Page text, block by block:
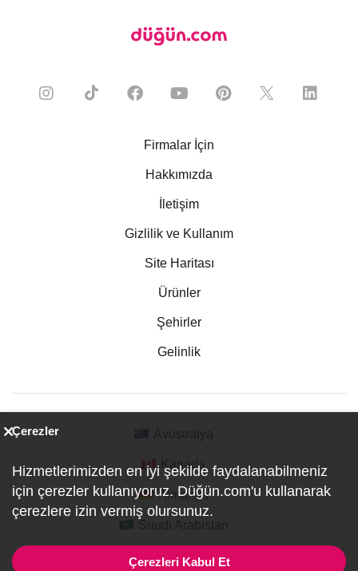
Firmalar İçin
Hakkımızda
İletişim
Gizlilik ve Kullanım
Site Haritası
Ürünler
Şehirler
Gelinlik
Kanada
Almanya
Çerezler
Hizmetlerimizden en iyi şekilde faydalanabilmeniz
için çerezler kullanıyoruz. Düğün.com'u kullanarak
çerezlere izin vermiş olursunuz.
Çerezleri Kabul Et